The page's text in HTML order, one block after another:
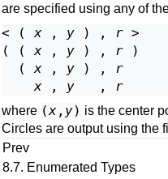
are specified using any of
< ( x , y ) , r >
( ( x , y ) , r )
  (
x , y ) , r
x , y
   ,
r
where (x, y) is the center
Circles are output using the
Prev
8.7. Enumerated Types